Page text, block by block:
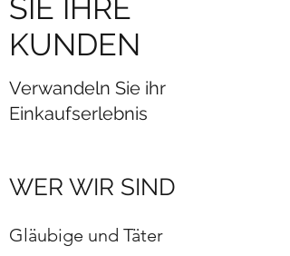
SIE IHRE
KUNDEN
Verwandeln Sie ihr
Einkaufserlebnis
WER WIR SIND
Gläubige und Täter